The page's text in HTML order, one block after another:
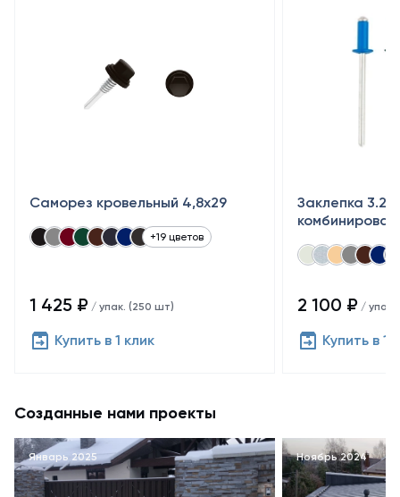
Саморез кровельный 4,8x29
+19 цветов
1 425 ₽ / упак. (250 шт)
Купить в 1 клик
Заклепка
2 100 ₽ / упак.
Купить в 1
Созданные нами проекты
Январь 2025 Ноябрь 2024